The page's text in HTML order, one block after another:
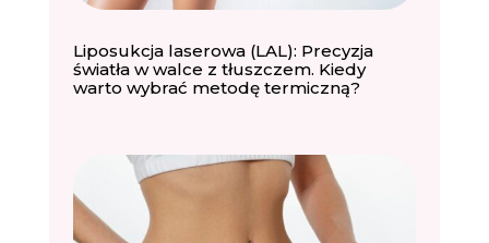
Liposukcja laserowa (LAL): Precyzja
światła w walce z tłuszczem. Kiedy
warto wybrać metodę termiczną?